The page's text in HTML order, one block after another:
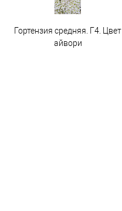
Гортензия средняя. Г4. Цвет
айвори